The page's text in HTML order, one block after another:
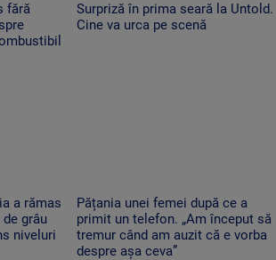
fără
Surpriză în prima seară la Untold.
Cine va urca pe scenă
a rămas
grâu
niveluri
Pățania unei femei după ce a
primit un telefon. „Am început să
tremur când am auzit că e vorba
despre așa ceva”